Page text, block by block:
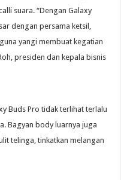
suara. “Dengan Galaxy
dengan persama ketsil,
yangi membuat kegatian
presiden dan kepala bisnis
Buds Pro tidak terlihat terlalu
Bagyan body luarnya juga
telinga, tinkatkan melangan